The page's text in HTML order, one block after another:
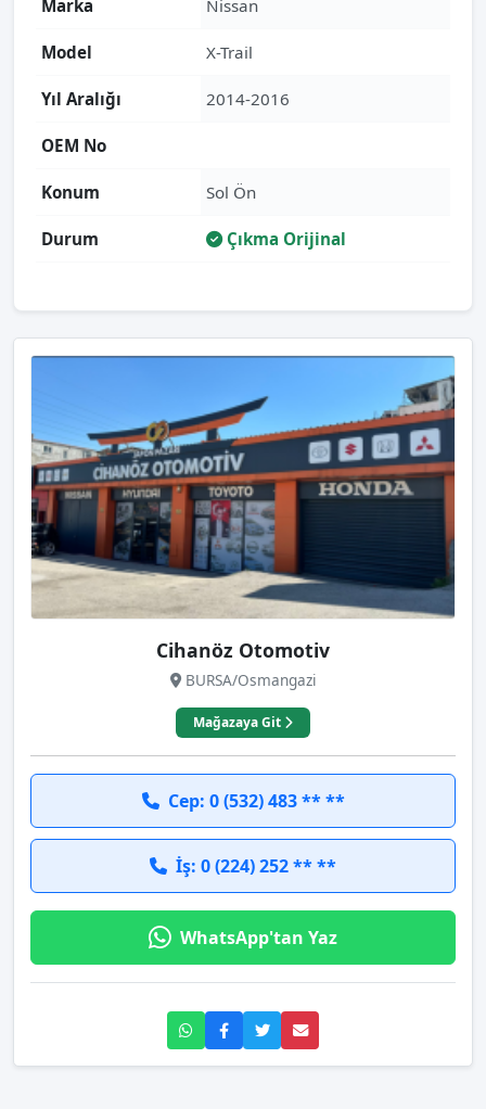
Marka Nissan
Model X-Trail
Yıl Aralığı 2014-2016
OEM No
Konum Sol Ön
Durum Çıkma Orijinal
Cihanöz Otomotiv
BURSA/Osmangazi
Mağazaya Git
Cep: 0 (532) 483 ** **
İş: 0 (224) 252 ** **
WhatsApp'tan Yaz